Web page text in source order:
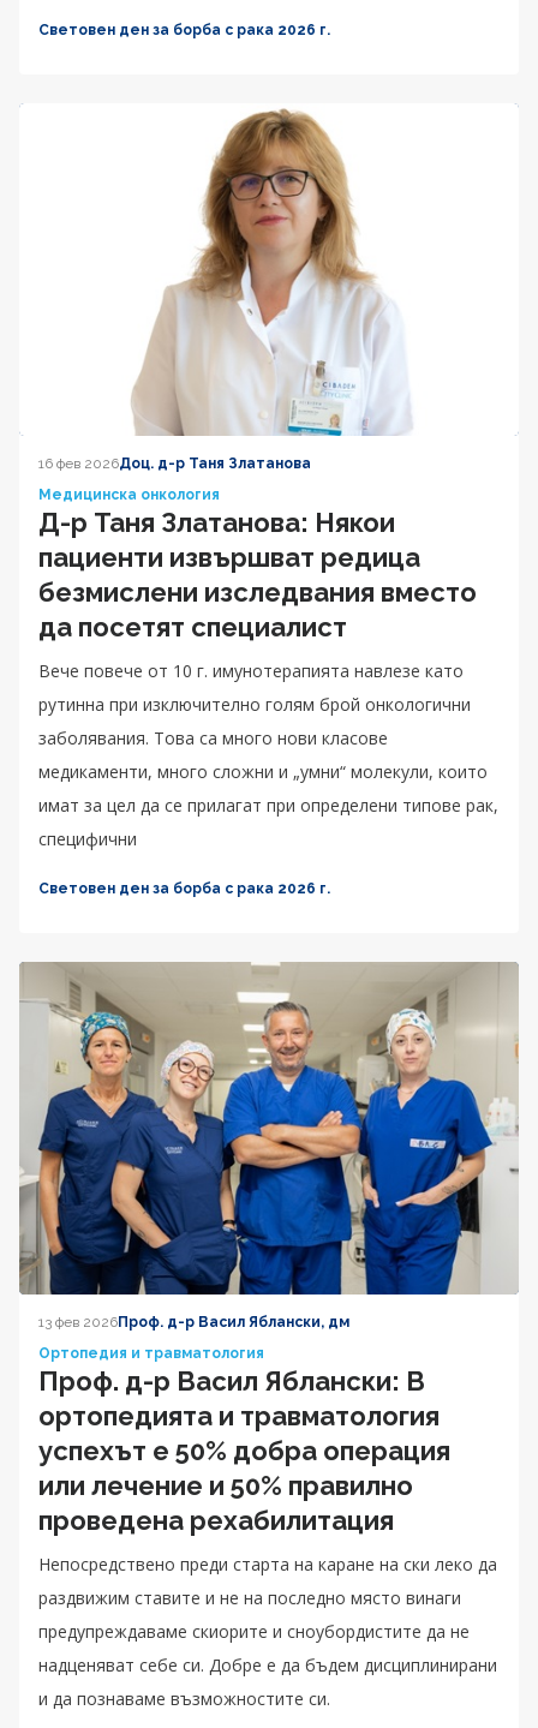
Световен ден за борба с рака 2026 г.
16 фев 2026Доц. д-р Таня Златанова
Медицинска онкология
Д-р Таня Златанова: Някои
пациенти извършват редица
безмислени изследвания вместо
да посетят специалист
Вече повече от 10 г. имунотерапията навлезе като
рутинна при изключително голям брой онкологични
заболявания. Това са много нови класове
медикаменти, много сложни и „умни“ молекули, които
имат за цел да се прилагат при определени типове рак,
специфични
Световен ден за борба с рака 2026 г.
13 фев 2026Проф. д-р Васил Яблански, дм
Ортопедия и травматология
Проф. д-р Васил Яблански: В
ортопедията и травматология
успехът е 50% добра операция
или лечение и 50% правилно
проведена рехабилитация
Непосредствено преди старта на каране на ски леко да
раздвижим ставите и не на последно място винаги
предупреждаваме скиорите и сноубордистите да не
надценяват себе си. Добре е да бъдем дисциплинирани
и да познаваме възможностите си.